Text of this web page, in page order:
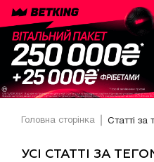
Головна сторінка Статті за
УСІ СТАТТІ ЗА